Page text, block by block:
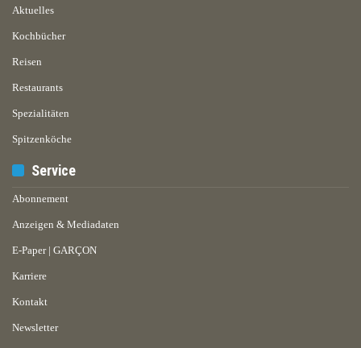
Aktuelles
Kochbücher
Reisen
Restaurants
Spezialitäten
Spitzenköche
Service
Abonnement
Anzeigen & Mediadaten
E-Paper | GARÇON
Karriere
Kontakt
Newsletter